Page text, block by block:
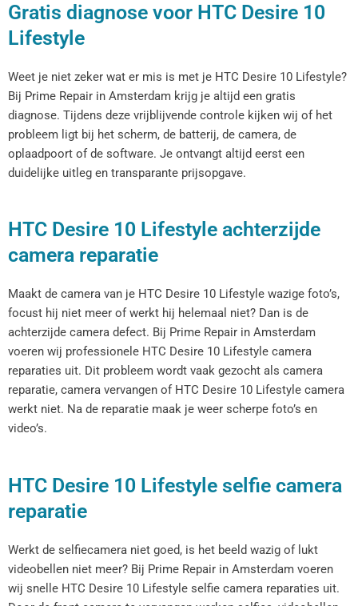
Gratis diagnose voor HTC Desire 10
Lifestyle
Weet je niet zeker wat er mis is met je HTC Desire 10 Lifestyle?
Bij Prime Repair in Amsterdam krijg je altijd een gratis
diagnose. Tijdens deze vrijblijvende controle kijken wij of het
probleem ligt bij het scherm, de batterij, de camera, de
oplaadpoort of de software. Je ontvangt altijd eerst een
duidelijke uitleg en transparante prijsopgave.
HTC Desire 10 Lifestyle achterzijde
camera reparatie
Maakt de camera van je HTC Desire 10 Lifestyle wazige foto’s,
focust hij niet meer of werkt hij helemaal niet? Dan is de
achterzijde camera defect. Bij Prime Repair in Amsterdam
voeren wij professionele HTC Desire 10 Lifestyle camera
reparaties uit. Dit probleem wordt vaak gezocht als camera
reparatie, camera vervangen of HTC Desire 10 Lifestyle camera
werkt niet. Na de reparatie maak je weer scherpe foto’s en
video’s.
HTC Desire 10 Lifestyle selfie camera
reparatie
Werkt de selfiecamera niet goed, is het beeld wazig of lukt
videobellen niet meer? Bij Prime Repair in Amsterdam voeren
wij snelle HTC Desire 10 Lifestyle selfie camera reparaties uit.